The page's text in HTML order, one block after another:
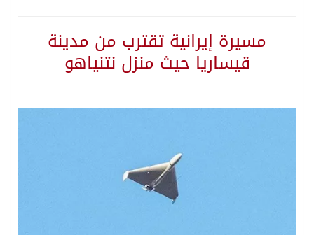
مسيرة إيرانية تقترب من مدينة
قيساريا حيث منزل نتنياهو